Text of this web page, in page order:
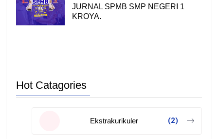
JURNAL SPMB SMP NEGERI 1
KROYA.
Hot Catagories
Ekstrakurikuler (2)